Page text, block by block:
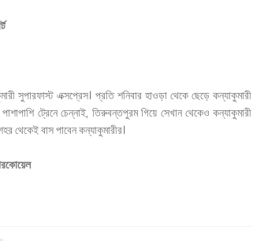
সুপারফাস্ট এক্সপ্রেস। প্রতি শনিবার হাওড়া থেকে ছেড়ে কন্যাকুমারী
ট্রেনে চেন্নাই, তিরুবন্তপুরম গিয়ে সেখান থেকেও কন্যাকুমারী
থেকেই বাস পাবেন কন্যাকুমারীর।